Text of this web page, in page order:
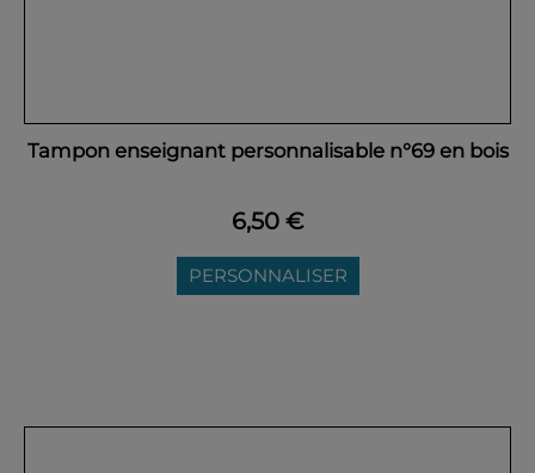
Tampon enseignant personnalisable n°69 en bois
6,50 €
PERSONNALISER